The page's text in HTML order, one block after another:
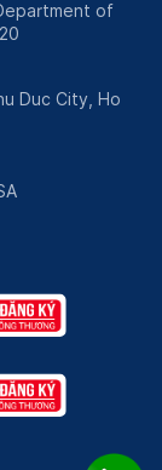
of
Duc City, Ho